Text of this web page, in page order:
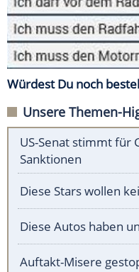
Würdest Du noch
Unsere Themen-
US-Senat stimmt für
Sanktionen
Diese Stars wollen
Diese Autos haben
Auftakt-Misere